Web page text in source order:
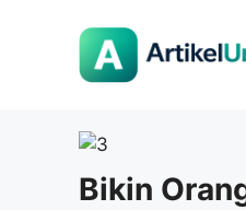
Bikin